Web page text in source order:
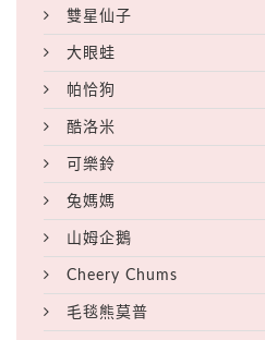
雙星仙子
大眼蛙
帕恰狗
酷洛米
可樂鈴
兔媽媽
山姆企鵝
Cheery Chums
毛毯熊莫普